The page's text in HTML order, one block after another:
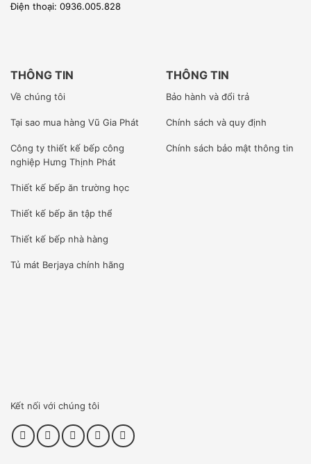
Điện thoại: 0936.005.828
THÔNG TIN
Về chúng tôi
Tại sao mua hàng Vũ Gia Phát
Công ty thiết kế bếp công
nghiệp Hưng Thịnh Phát
Thiết kế bếp ăn trường học
Thiết kế bếp ăn tập thể
Thiết kế bếp nhà hàng
Tủ mát Berjaya chính hãng
THÔNG TIN
Bảo hành và đổi trả
Chính sách và quy định
Chính sách bảo mật thông tin
Kết nối với chúng tôi